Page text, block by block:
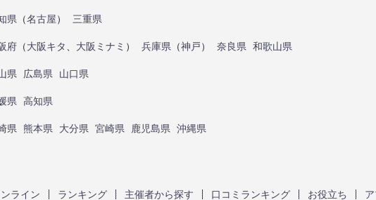
県 （名古屋） 三重県
府 （大阪キタ 大阪ミナミ ） 兵庫県 （神戸） 奈良県 和歌山県
県 広島県 山口県
県 高知県
県 熊本県 大分県 宮崎県 鹿児島県 沖縄県
ライン ランキング 主催者から探す 口コミランキング お役立ち